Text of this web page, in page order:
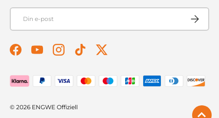
E-post
FacebookYouTubeInstagramTikTokTwitter
Betalningsmetoder accepteras
© 2026 ENGWE Offiziell